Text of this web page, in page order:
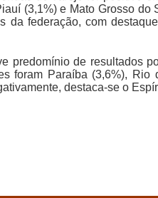
(3,1%) e Mato Grosso do
da federação, com
predomínio de resultados
foram Paraíba (3,6%), Rio
destaca-se o